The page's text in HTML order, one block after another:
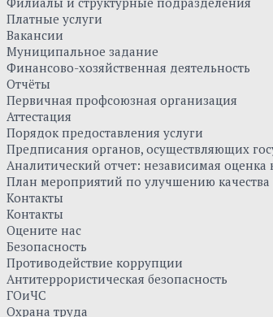
Платные услуги
Вакансии
Муниципальное задание
Финансово-хозяйственная деятельность
Отчёты
Первичная профсоюзная организация
Аттестация
Порядок предоставления услуги
Предписания органов, осуществляющих
Аналитический отчет: независимая
План мероприятий по улучшению качества
Контакты
Контакты
Оцените нас
Безопасность
Противодействие коррупции
Антитеррористическая безопасность
ГОиЧС
Охрана труда